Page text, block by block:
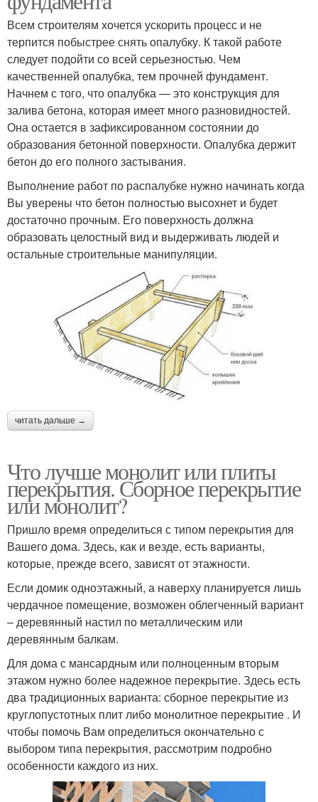
Всем строителям хочется ускорить процесс и не
терпится побыстрее снять опалубку. К такой работе
следует подойти со всей серьезностью. Чем
качественней опалубка, тем прочней фундамент.
Начнем с того, что опалубка — это конструкция для
залива бетона, которая имеет много разновидностей.
Она остается в зафиксированном состоянии до
образования бетонной поверхности. Опалубка держит
бетон до его полного застывания.
Выполнение работ по распалубке нужно начинать когда
Вы уверены что бетон полностью высохнет и будет
достаточно прочным. Его поверхность должна
образовать целостный вид и выдерживать людей и
остальные строительные манипуляции.
читать дальше →
Что лучше монолит или плиты
перекрытия. Сборное перекрытие
или монолит?
Пришло время определиться с типом перекрытия для
Вашего дома. Здесь, как и везде, есть варианты,
которые, прежде всего, зависят от этажности.
Если домик одноэтажный, а наверху планируется лишь
чердачное помещение, возможен облегченный вариант
– деревянный настил по металлическим или
деревянным балкам.
Для дома с мансардным или полноценным вторым
этажом нужно более надежное перекрытие. Здесь есть
два традиционных варианта: сборное перекрытие из
круглопустотных плит либо монолитное перекрытие . И
чтобы помочь Вам определиться окончательно с
выбором типа перекрытия, рассмотрим подробно
особенности каждого из них.